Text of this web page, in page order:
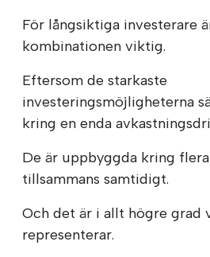
För långsiktiga investerare
kombinationen viktig.
Eftersom de starkaste
investeringsmöjligheterna
kring en enda
De är uppbyggda kring
tillsammans samtidigt.
Och det är i allt högre grad
representerar.